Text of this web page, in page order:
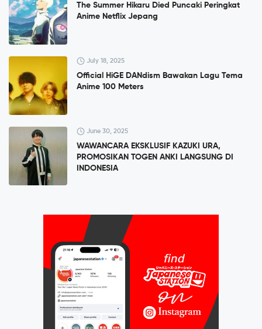
The Summer Hikaru Died Puncaki Peringkat
Anime Netflix Jepang
July 18, 2025
Official HiGE DANdism Bawakan Lagu Tema
Anime 100 Meters
June 30, 2025
WAWANCARA EKSKLUSIF KAZUKI URA,
PROMOSIKAN TOGEN ANKI LANGSUNG DI
INDONESIA